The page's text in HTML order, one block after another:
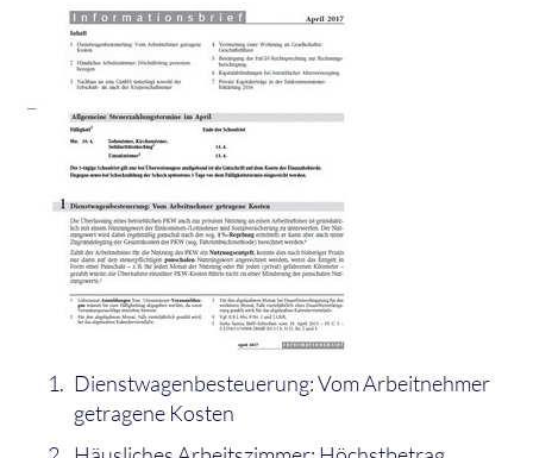
Dienstwagenbesteuerung: Vom Arbeitnehmer
getragene Kosten